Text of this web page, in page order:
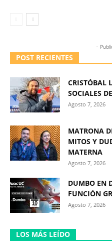
-
POST RECIENTES
CRISTÓBAL
SOCIALES
Agosto 7, 2026
MATRONA
MITOS Y
MATERNA
Agosto 7, 2026
DUMBO EN
FUNCIÓN
Agosto 7, 2026
LOS MÁS LEÍDO